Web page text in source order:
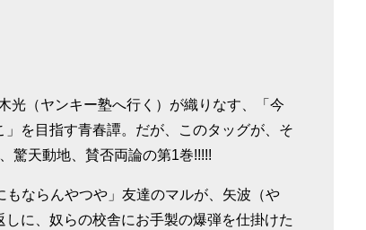
光（ヤンキー塾へ行く）が織りなす、「今
を目指す青春譚。だが、このタッグが、そ
驚天動地、賛否両論の第1巻!!!!!
ならんやつや」友達のマルが、矢波（や
に、奴らの校舎にお手製の爆弾を仕掛けた